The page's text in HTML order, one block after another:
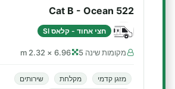
Cat B - Ocean 522
חצי אחוד - קלאס SI
מקומות שינה 5 6.96 × 2.32 m
מזגן קדמי מקלחת
שירותים